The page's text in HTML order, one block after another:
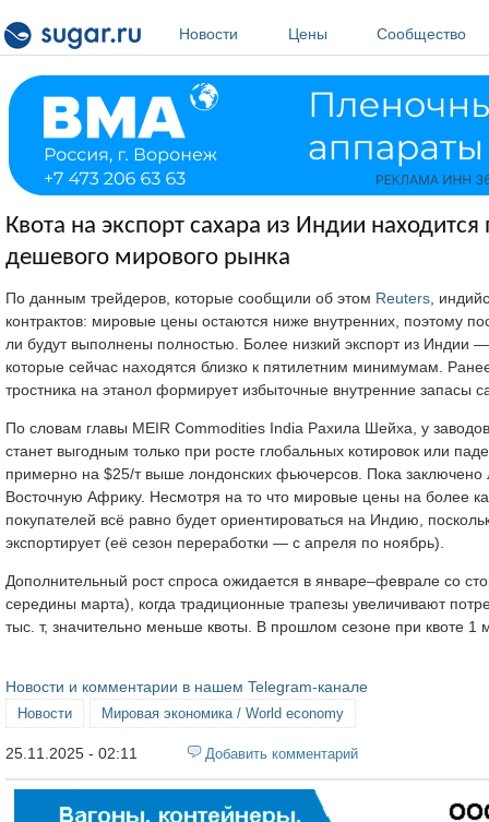
Новости
Цены Сообщество
Квота на экспорт сахара из Индии
дешевого мирового рынка
По данным трейдеров, которые сообщили об этом Reuters ,
контрактов: мировые цены остаются ниже внутренних, поэтому
ли будут выполнены полностью. Более низкий экспорт из Индии
которые сейчас находятся близко к пятилетним минимумам.
тростника на этанол формирует избыточные внутренние запасы
По словам главы MEIR Commodities India Рахила Шейха, у
станет выгодным только при росте глобальных котировок или
примерно на $25/т выше лондонских фьючерсов. Пока
Восточную Африку. Несмотря на то что мировые цены на более
покупателей всё равно будет ориентироваться на Индию,
экспортирует (её сезон переработки — с апреля по ноябрь).
Дополнительный рост спроса ожидается в январе–феврале со
середины марта), когда традиционные трапезы увеличивают
тыс. т, значительно меньше квоты. В прошлом сезоне при квоте 1
Новости и комментарии в нашем Telegram-канале
Новости Мировая экономика / World economy
25.11.2025 - 02:11 Добавить комментарий